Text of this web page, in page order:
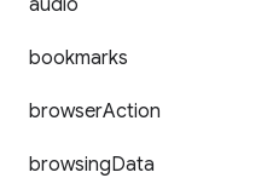
audio
bookmarks
browserAction
browsingData